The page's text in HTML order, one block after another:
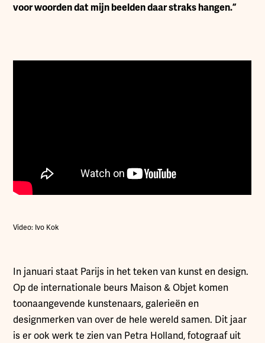
voor woorden dat mijn beelden daar straks hangen.”
Video: Ivo Kok
In januari staat Parijs in het teken van kunst en design.
Op de internationale beurs Maison & Objet komen
toonaangevende kunstenaars, galerieën en
designmerken van over de hele wereld samen. Dit jaar
is er ook werk te zien van Petra Holland, fotograaf uit